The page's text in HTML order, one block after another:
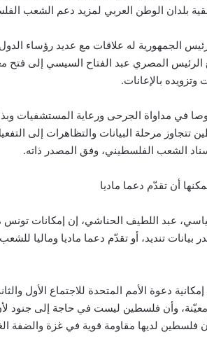
بقية بلدان الوطن العربي لمزيد دعم الشعب
الجمهورية له علاقات مع عديد رؤساء
الرئيس المصري عبد الفتاح السيسي إلى فتح
بالإعانات.
في مداواة الجرحى ورعاية المستشفيات
مرحلة البيانات والتظاهرات إلى
الشعب الفلسطيني، وفق المصدر ذاته.
أن تقدّم دعما ماديا
عبد اللطيف الحناشي، إن إمكانات تونس
بيانات تنديد، أو تقدّم دعما ماديا وماليا
دعوة الأمم المتحدة للاجتماع الأول
معيّنة، وأن فلسطين ليست في حاجة إلى جنود
فلسطين لديها مقاومة قوية في غزة والضفة